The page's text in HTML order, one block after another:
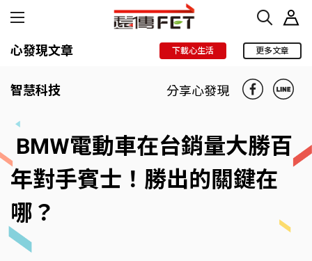
心發現文章 下載心生活 更多文章
智慧科技 分享心發現
BMW電動車在台銷量大勝百
年對手賓士！勝出的關鍵在
哪？